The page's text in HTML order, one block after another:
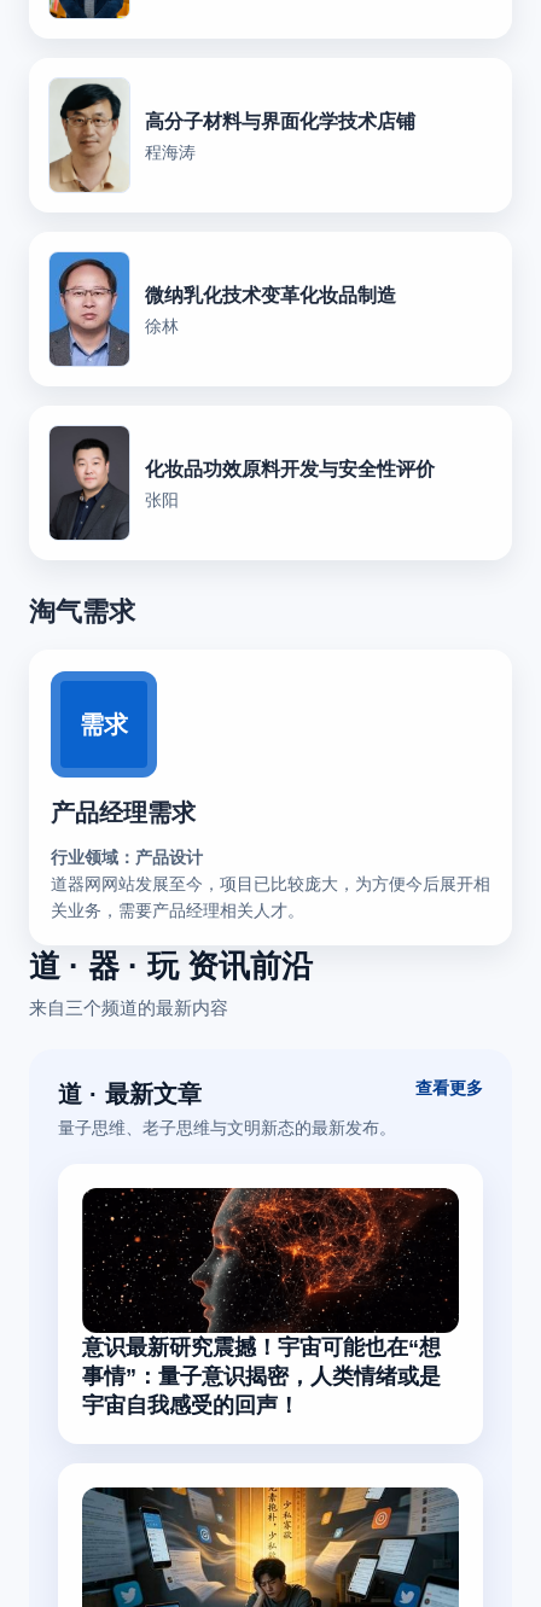
高分子材料与界面化学技术店铺
程海涛
微纳乳化技术变革化妆品制造
徐林
化妆品功效原料开发与安全性评价
张阳
淘气需求
需求
产品经理需求
行业领域：产品设计
道器网网站发展至今，项目已比较庞大，为方便今后展开相
关业务，需要产品经理相关人才。
道 · 器 · 玩 资讯前沿
来自三个频道的最新内容
道 · 最新文章
量子思维、老子思维与文明新态的最新发布。
查看更多
意识最新研究震撼！宇宙可能也在“想
事情”：量子意识揭密，人类情绪或是
宇宙自我感受的回声！